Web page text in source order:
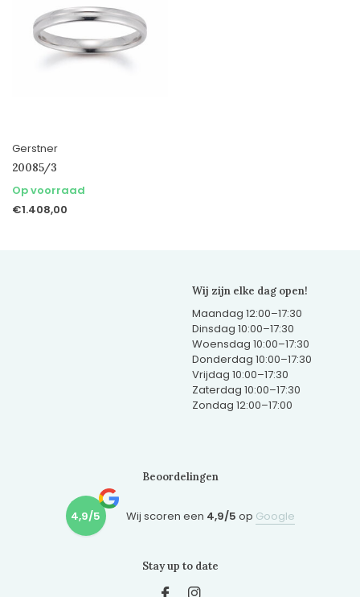
Gerstner
20085/3
Op voorraad
€1.408,00
Wij zijn elke dag open!
Maandag 12:00–17:30
Dinsdag 10:00–17:30
Woensdag 10:00–17:30
Donderdag 10:00–17:30
Vrijdag 10:00–17:30
Zaterdag 10:00–17:30
Zondag 12:00–17:00
Beoordelingen
4,9/5 Wij scoren een 4,9/5 op Google
Stay up to date